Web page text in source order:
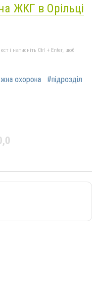
ЖКГ в Орільці
і натисніть Ctrl + Enter, щоб
охорона #підрозділ